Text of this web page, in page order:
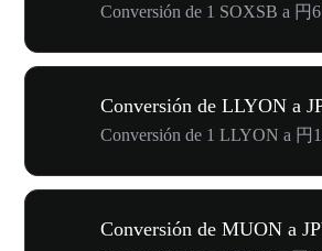
Conversión de 1 SOXSB a 円
Conversión de LLYON a
Conversión de 1 LLYON a 円
Conversión de MUON a